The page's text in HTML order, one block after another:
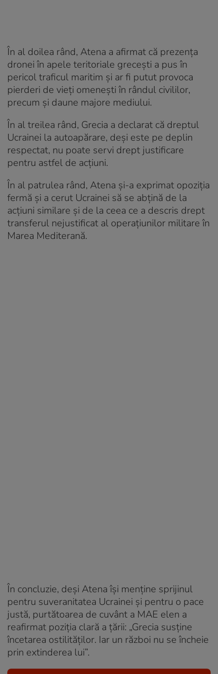
În al doilea rând, Atena a afirmat că prezenţa
dronei în apele teritoriale greceşti a pus în
pericol traficul maritim şi ar fi putut provoca
pierderi de vieţi omeneşti în rândul civililor,
precum şi daune majore mediului.
În al treilea rând, Grecia a declarat că dreptul
Ucrainei la autoapărare, deşi este pe deplin
respectat, nu poate servi drept justificare
pentru astfel de acţiuni.
În al patrulea rând, Atena şi-a exprimat opoziţia
fermă şi a cerut Ucrainei să se abţină de la
acţiuni similare şi de la ceea ce a descris drept
transferul nejustificat al operaţiunilor militare în
Marea Mediterană.
În concluzie, deși Atena își menține sprijinul
pentru suveranitatea Ucrainei și pentru o pace
justă, purtătoarea de cuvânt a MAE elen a
reafirmat poziția clară a țării: „Grecia susține
încetarea ostilităților. Iar un război nu se încheie
prin extinderea lui”.